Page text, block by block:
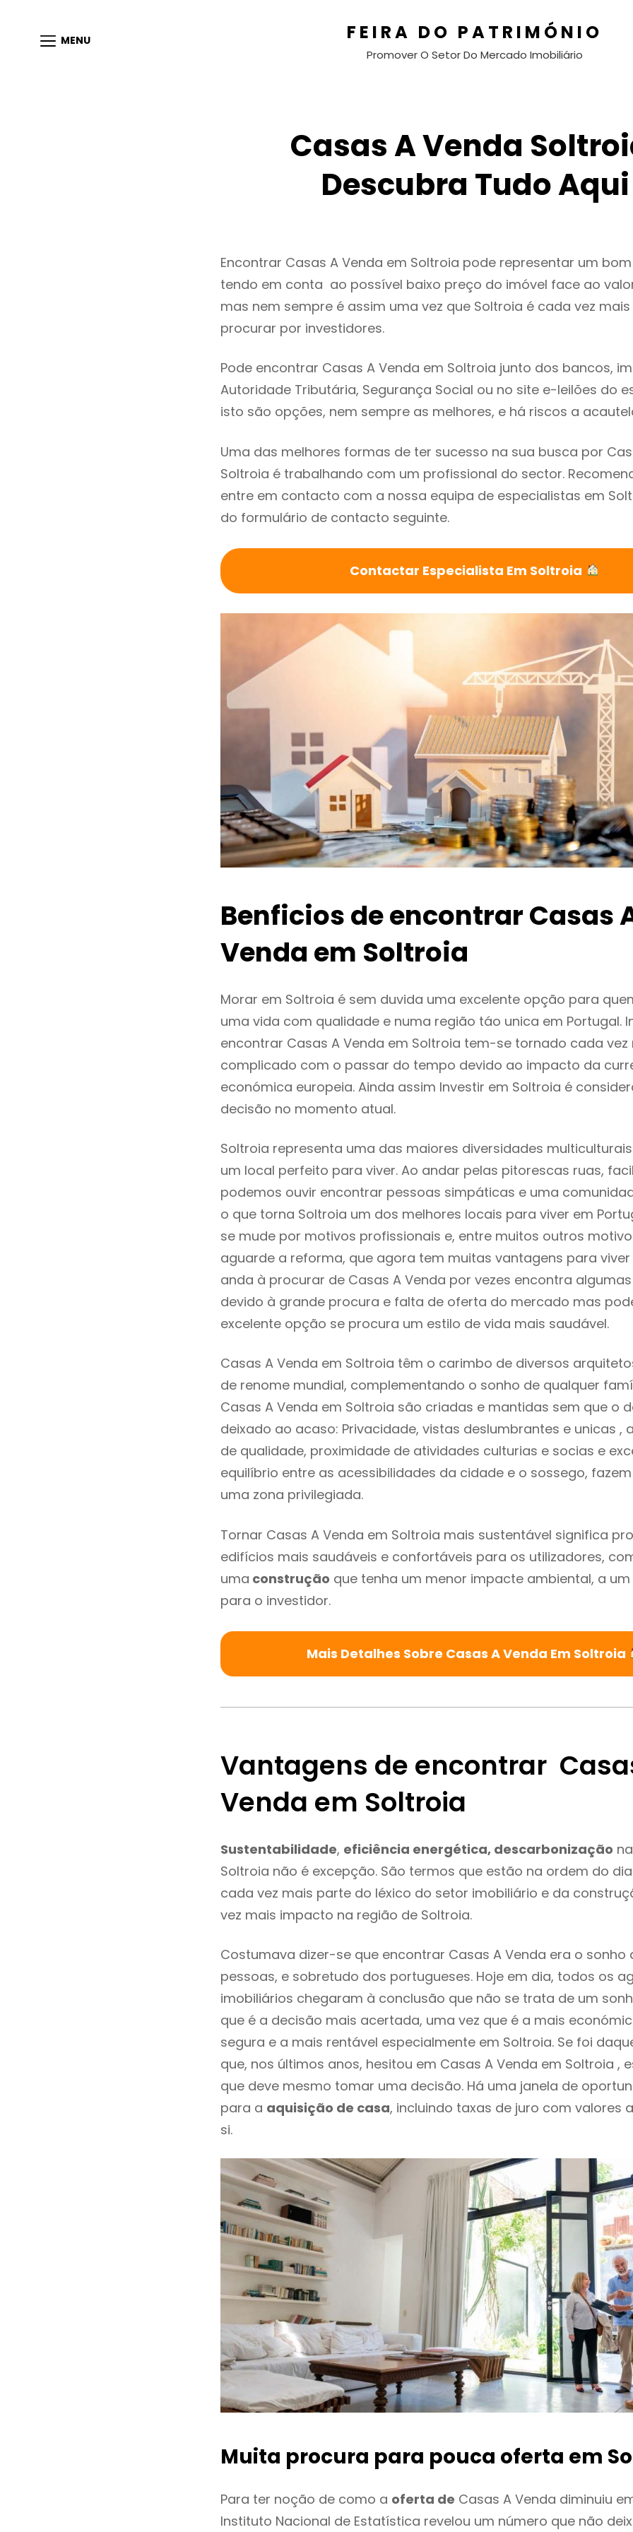
MENU FEIRA DO PATRIMÓNIO
Promover O Setor Do Mercado Imobiliário
Casas A Venda
Descubra Tudo Aqui
Encontrar Casas A Venda em Soltroia pode representar um
tendo em conta ao possível baixo preço do imóvel face ao
mas nem sempre é assim uma vez que Soltroia é cada vez
procurar por investidores.
Pode encontrar Casas A Venda em Soltroia junto dos bancos,
Autoridade Tributária, Segurança Social ou no site e-leilões do
isto são opções, nem sempre as melhores, e há riscos a
Uma das melhores formas de ter sucesso na sua busca por
Soltroia é trabalhando com um profissional do sector.
entre em contacto com a nossa equipa de especialistas em
do formulário de contacto seguinte.
Contactar Especialista Em Soltroia
Benficios de encontrar Casas
Venda em Soltroia
Morar em Soltroia é sem duvida uma excelente opção para
uma vida com qualidade e numa região táo unica em Portugal.
encontrar Casas A Venda em Soltroia tem-se tornado cada vez
complicado com o passar do tempo devido ao impacto da
económica europeia. Ainda assim Investir em Soltroia é
decisão no momento atual.
Soltroia representa uma das maiores diversidades
um local perfeito para viver. Ao andar pelas pitorescas ruas,
podemos ouvir encontrar pessoas simpáticas e uma
o que torna Soltroia um dos melhores locais para viver em
se mude por motivos profissionais e, entre muitos outros
aguarde a reforma, que agora tem muitas vantagens para viver
anda à procurar de Casas A Venda por vezes encontra
devido à grande procura e falta de oferta do mercado mas
excelente opção se procura um estilo de vida mais saudável.
Casas A Venda em Soltroia têm o carimbo de diversos
de renome mundial, complementando o sonho de qualquer
Casas A Venda em Soltroia são criadas e mantidas sem que o
deixado ao acaso: Privacidade, vistas deslumbrantes e unicas ,
de qualidade, proximidade de atividades culturias e socias e
equilíbrio entre as acessibilidades da cidade e o sossego,
uma zona privilegiada.
Tornar Casas A Venda em Soltroia mais sustentável significa
edifícios mais saudáveis e confortáveis para os utilizadores,
uma construção que tenha um menor impacte ambiental, a
para o investidor.
Mais Detalhes Sobre Casas A Venda Em Soltroia
Vantagens de encontrar
Venda em Soltroia
Sustentabilidade, eficiência energética, descarbonização
Soltroia não é excepção. São termos que estão na ordem do
cada vez mais parte do léxico do setor imobiliário e da
vez mais impacto na região de Soltroia.
Costumava dizer-se que encontrar Casas A Venda era o sonho
pessoas, e sobretudo dos portugueses. Hoje em dia, todos os
imobiliários chegaram à conclusão que não se trata de um
que é a decisão mais acertada, uma vez que é a mais
segura e a mais rentável especialmente em Soltroia. Se foi
que, nos últimos anos, hesitou em Casas A Venda em Soltroia ,
que deve mesmo tomar uma decisão. Há uma janela de
para a aquisição de casa, incluindo taxas de juro com valores
si.
Muita procura para pouca oferta em
Para ter noção de como a oferta de Casas A Venda diminuiu
Instituto Nacional de Estatística revelou um número que não